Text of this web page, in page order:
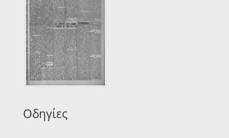
Οδηγίες